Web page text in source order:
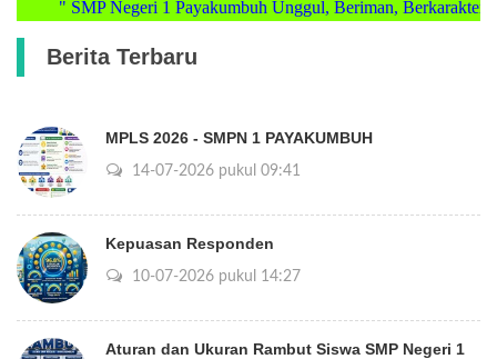
Berita Terbaru
MPLS 2026 - SMPN 1 PAYAKUMBUH
14-07-2026 pukul 09:41
Kepuasan Responden
10-07-2026 pukul 14:27
Aturan dan Ukuran Rambut Siswa SMP Negeri 1
" SMP Negeri 1 Payakumbuh Unggul, Beriman, Berkarakter,